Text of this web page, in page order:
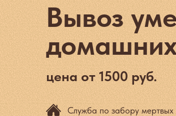
Вывоз
цена от 1500 руб.
Служба по забору